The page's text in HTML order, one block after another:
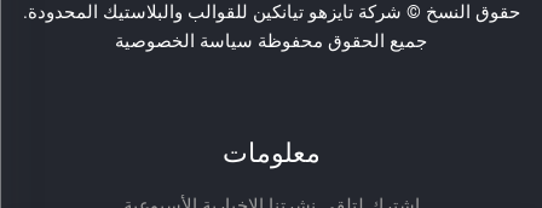
حقوق النسخ © شركة تايزهو تيانكين للقوالب والبلاستيك المحدودة.
جميع الحقوق محفوظة سياسة الخصوصية
معلومات